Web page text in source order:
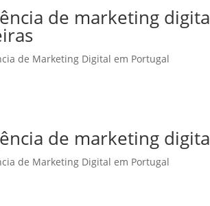
de marketing
de Marketing Digital em Portugal
de marketing
de Marketing Digital em Portugal